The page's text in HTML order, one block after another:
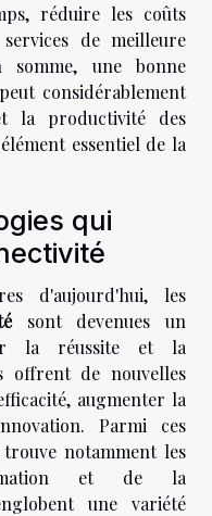
réduire les coûts
de meilleure
une bonne
considérablement
la productivité des
essentiel de la
qui
d'aujourd'hui, les
sont devenues un
la réussite et la
offrent de nouvelles
augmenter la
Parmi ces
notamment les
et de la
une variété